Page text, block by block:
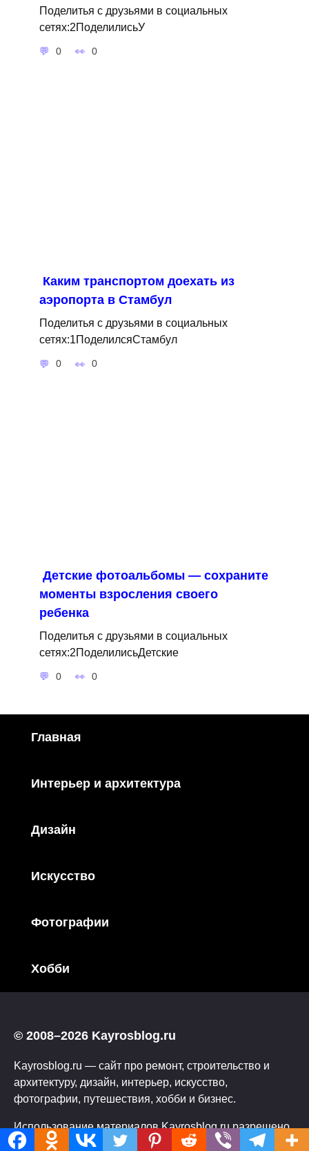
Поделитья с друзьями в социальных
сетях:2ПоделилисьУ
0 0
Каким транспортом доехать из
аэропорта в Стамбул
Поделитья с друзьями в социальных
сетях:1ПоделилсяСтамбул
0 0
Детские фотоальбомы — сохраните
моменты взросления своего
ребенка
Поделитья с друзьями в социальных
сетях:2ПоделилисьДетские
0 0
Главная
Интерьер и архитектура
Дизайн
Искусство
Фотографии
Хобби
© 2008–2026 Kayrosblog.ru
Kayrosblog.ru — сайт про ремонт, строительство и
архитектуру, дизайн, интерьер, искусство,
фотографии, путешествия, хобби и бизнес.
Использование материалов Kayrosblog.ru разрешено
только с указанием обратной ссылки на сайт.